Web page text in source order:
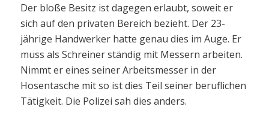
Der bloße Besitz ist dagegen erlaubt, soweit er
sich auf den privaten Bereich bezieht. Der 23-
jährige Handwerker hatte genau dies im Auge. Er
muss als Schreiner ständig mit Messern arbeiten.
Nimmt er eines seiner Arbeitsmesser in der
Hosentasche mit so ist dies Teil seiner beruflichen
Tätigkeit. Die Polizei sah dies anders.